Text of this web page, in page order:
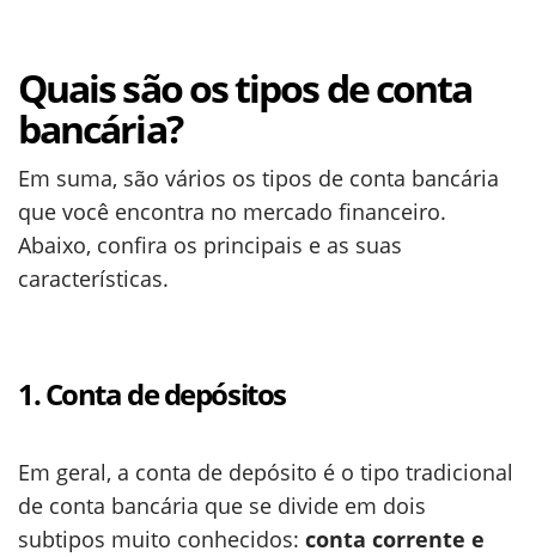
Quais são os tipos de conta
bancária?
Em suma, são vários os tipos de conta bancária
que você encontra no mercado financeiro.
Abaixo, confira os principais e as suas
características.
1. Conta de depósitos
Em geral, a conta de depósito é o tipo tradicional
de conta bancária que se divide em dois
subtipos muito conhecidos: conta corrente e